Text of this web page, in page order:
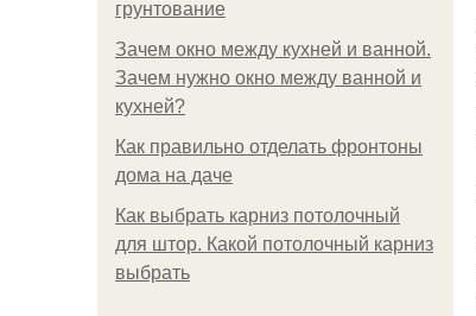
грунтование
Зачем окно между кухней и ванной.
Зачем нужно окно между ванной и
кухней?
Как правильно отделать фронтоны
дома на даче
Как выбрать карниз потолочный
для штор. Какой потолочный карниз
выбрать